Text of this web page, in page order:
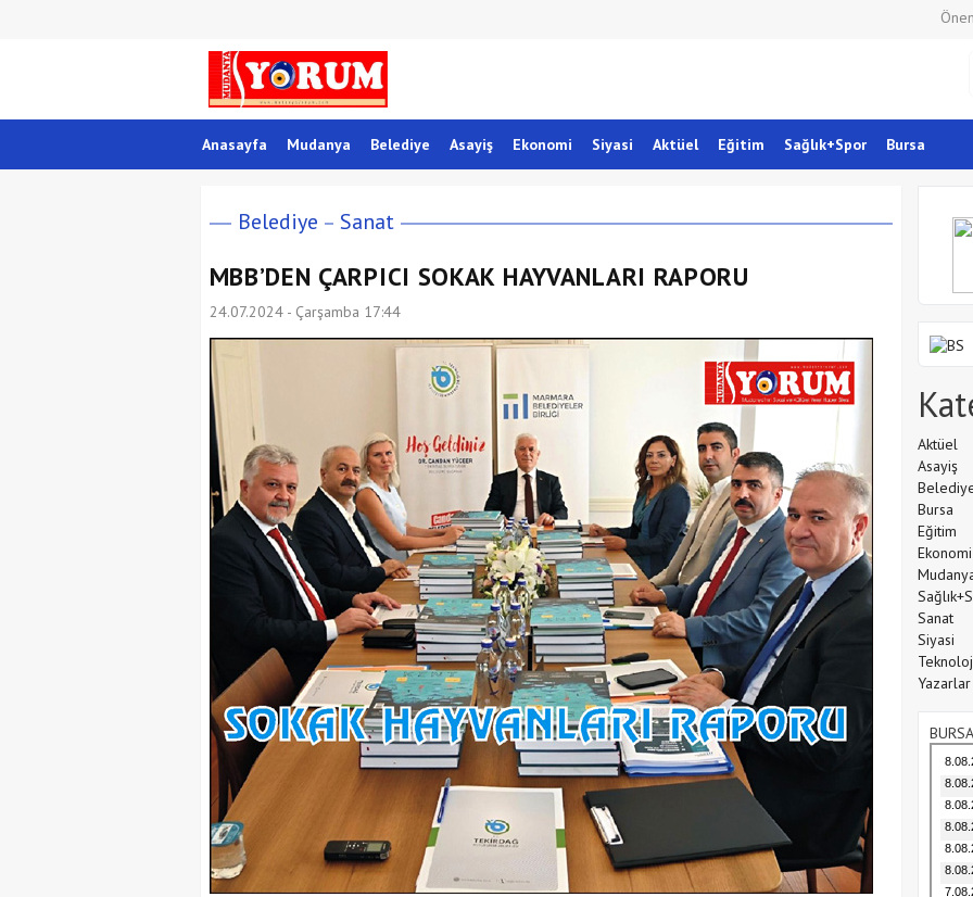
Anasayfa Mudanya Belediye Asayiş Ekonomi Siyasi Aktüel Eğitim Sağlık+Spor Bursa
Belediye Sanat
MBB’DEN ÇARPICI SOKAK HAYVANLARI RAPORU
24.07.2024 - Çarşamba 17:44
Aktüel
Asayiş
Bursa
Eğitim
Ekonomi
Sanat
Siyasi
Yazarlar